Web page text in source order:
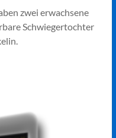
zwei erwachsene
Schwiegertochter